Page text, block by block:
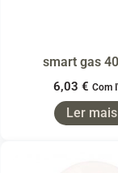
smart gas
6,03€ Com
Ler mais